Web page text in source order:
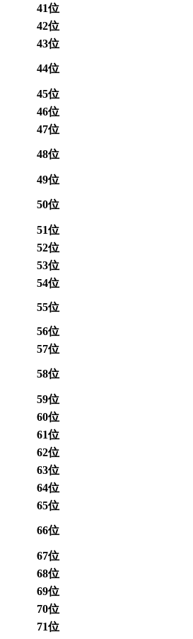
41位
42位
43位
44位
45位
46位
47位
48位
49位
50位
51位
52位
53位
54位
55位
56位
57位
58位
59位
60位
61位
62位
63位
64位
65位
66位
67位
68位
69位
70位
71位